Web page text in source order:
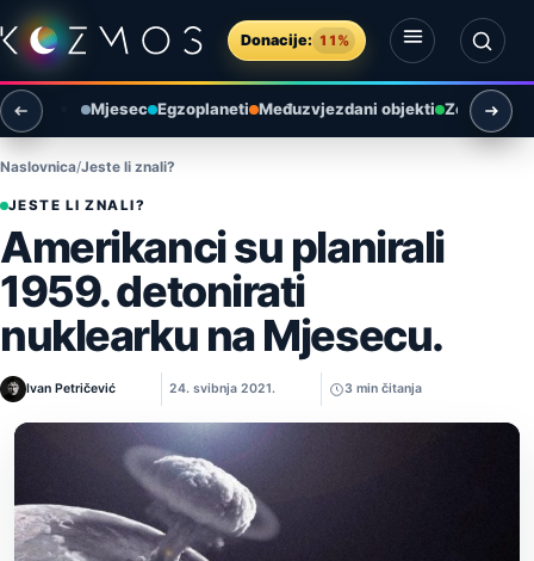
Preskoči na sadržaj
Donacije: 11%
Otvori izbornik
Otvori pretragu
Mjesec Egzoplaneti Međuzvjezdani objekti Zemlja i
Naslovnica Jeste li znali?
JESTE LI ZNALI?
Amerikanci su planirali
1959. detonirati
nuklearku na Mjesecu.
Ivan Petričević 24. svibnja 2021. 3 min čitanja